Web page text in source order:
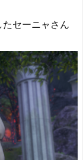
セーニャさん